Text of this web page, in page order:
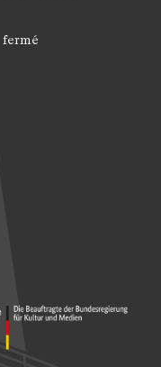
fermé